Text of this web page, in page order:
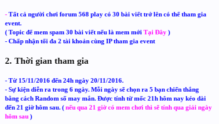
- Tất cả người chơi forum 568 play có 30 bài viết trở lên có thể tham gia
event.
( Topic để mem spam 30 bài viết nếu là mem mới Tại Đây )
- Chấp nhận tối đa 2 tài khoản cùng IP tham gia event
2. Thời gian tham gia
- Từ 15/11/2016 đến 24h ngày 20/11/2016.
- Sự kiện diễn ra trong 6 ngày. Mỗi ngày sẽ chọn ra 5 bạn chiến thắng
bằng cách Random số may mắn. Được tính từ mốc 21h hôm nay kéo dài
đến 21 giờ hôm sau. ( nếu qua 21 giờ có mem chơi thì sẽ tính qua giải ngày
hôm sau )